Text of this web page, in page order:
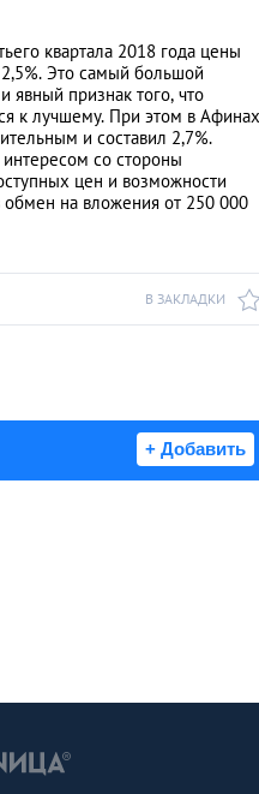
квартала 2018 года цены
Это самый большой
явный признак того, что
к лучшему. При этом в Афинах
и составил 2,7%.
со стороны
цен и возможности
на вложения от 250 000
В ЗАКЛАДКИ
+ Добавить